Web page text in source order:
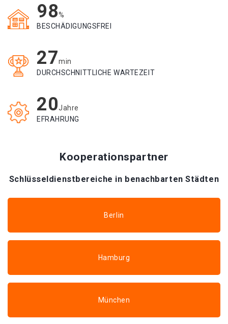
98%
BESCHÄDIGUNGSFREI
27min
DURCHSCHNITTLICHE WARTEZEIT
20Jahre
EFRAHRUNG
Kooperationspartner
Schlüsseldienstbereiche in benachbarten Städten
Berlin
Hamburg
München